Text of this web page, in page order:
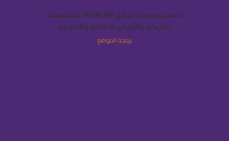
تصميم وبرمجة موقع VENAURA المتخصصة
بالديكور والأبواب الداخلية والخارجية
برمجة المواقع